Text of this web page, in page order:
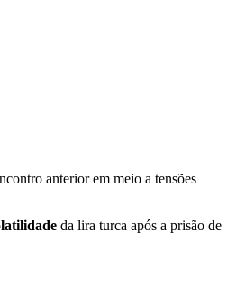
anterior em meio a tensões
da lira turca após a prisão de